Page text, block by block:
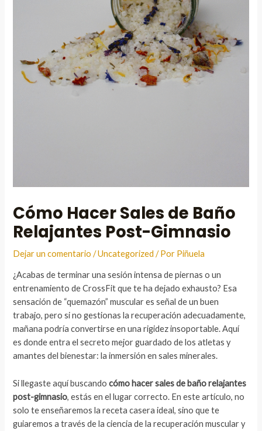
Cómo Hacer Sales de Baño
Relajantes Post-Gimnasio
Dejar un comentario /Uncategorized / Por Piñuela
¿Acabas de terminar una sesión intensa de piernas o un
entrenamiento de CrossFit que te ha dejado exhausto? Esa
sensación de “quemazón” muscular es señal de un buen
trabajo, pero si no gestionas la recuperación adecuadamente,
mañana podría convertirse en una rigidez insoportable. Aquí
es donde entra el secreto mejor guardado de los atletas y
amantes del bienestar: la inmersión en sales minerales.
Si llegaste aquí buscandocómo hacer sales de baño relajantes
post-gimnasio, estás en el lugar correcto. En este artículo, no
solo te enseñaremos la receta casera ideal, sino que te
guiaremos a través de la ciencia de la recuperación muscular y